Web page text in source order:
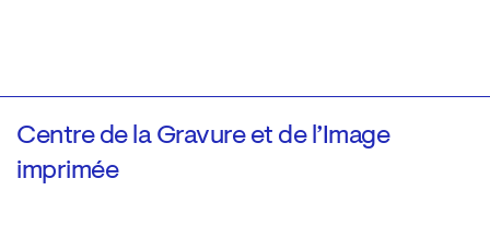
Centre de la Gravure et de l’Image
imprimée